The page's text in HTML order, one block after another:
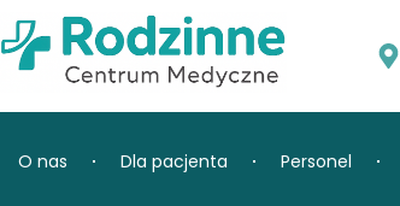
O nas Dla pacjenta Personel